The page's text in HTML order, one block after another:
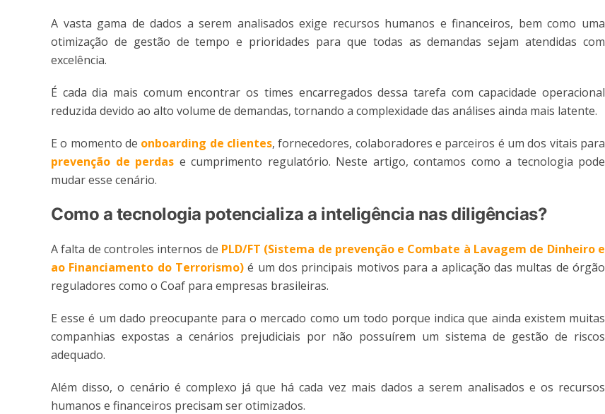
A vasta gama de dados a serem analisados exige recursos humanos e financeiros, bem como uma
otimização de gestão de tempo e prioridades para que todas as demandas sejam atendidas com
excelência.
É cada dia mais comum encontrar os times encarregados dessa tarefa com capacidade operacional
reduzida devido ao alto volume de demandas, tornando a complexidade das análises ainda mais latente.
E o momento de onboarding de clientes, fornecedores, colaboradores e parceiros é um dos vitais para
prevenção de perdas e cumprimento regulatório. Neste artigo, contamos como a tecnologia pode
mudar esse cenário.
Como a tecnologia potencializa a inteligência nas diligências?
A falta de controles internos de PLD/FT (Sistema de prevenção e Combate à Lavagem de Dinheiro e
ao Financiamento do Terrorismo) é um dos principais motivos para a aplicação das multas de órgão
reguladores como o Coaf para empresas brasileiras.
E esse é um dado preocupante para o mercado como um todo porque indica que ainda existem muitas
companhias expostas a cenários prejudiciais por não possuírem um sistema de gestão de riscos
adequado.
Além disso, o cenário é complexo já que há cada vez mais dados a serem analisados e os recursos
humanos e financeiros precisam ser otimizados.